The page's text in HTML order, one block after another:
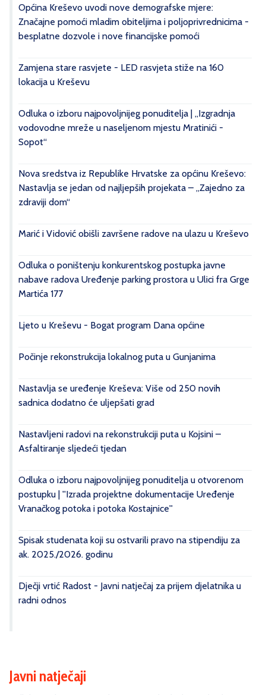
Općina Kreševo uvodi nove demografske mjere:
Značajne pomoći mladim obiteljima i poljoprivrednicima -
besplatne dozvole i nove financijske pomoći
Zamjena stare rasvjete - LED rasvjeta stiže na 160
lokacija u Kreševu
Odluka o izboru najpovoljnijeg ponuditelja | „Izgradnja
vodovodne mreže u naseljenom mjestu Mratinići -
Sopot“
Nova sredstva iz Republike Hrvatske za općinu Kreševo:
Nastavlja se jedan od najljepših projekata – „Zajedno za
zdraviji dom“
Marić i Vidović obišli završene radove na ulazu u Kreševo
Odluka o poništenju konkurentskog postupka javne
nabave radova Uređenje parking prostora u Ulici fra Grge
Martića 177
Ljeto u Kreševu - Bogat program Dana općine
Počinje rekonstrukcija lokalnog puta u Gunjanima
Nastavlja se uređenje Kreševa: Više od 250 novih
sadnica dodatno će uljepšati grad
Nastavljeni radovi na rekonstrukciji puta u Kojsini –
Asfaltiranje sljedeći tjedan
Odluka o izboru najpovoljnijeg ponuditelja u otvorenom
postupku | ''Izrada projektne dokumentacije Uređenje
Vranačkog potoka i potoka Kostajnice''
Spisak studenata koji su ostvarili pravo na stipendiju za
ak. 2025./2026. godinu
Dječji vrtić Radost - Javni natječaj za prijem djelatnika u
radni odnos
Javni natječaji